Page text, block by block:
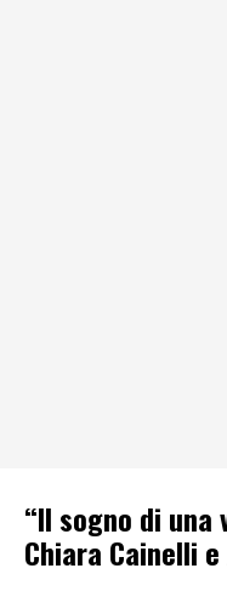
“Il sogno di una
Chiara Cainelli e